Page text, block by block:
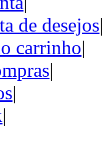
de desejos|
carrinho|
|
|
|